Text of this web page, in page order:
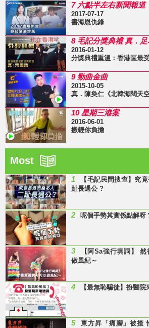
7 六點半左右新聞報道
2017-07-17
書海恩仇錄
8 毛記分獎典禮 真．
2016-01-12
分獎典禮重溫：香港區最
9 勁曲金曲
2015-10-05
真．陳奐仁《北韓海闊天空
10 星期三港案
2016-06-01
搬輕你負擔
Most
1
【毛記民間搜查】究
趾長過公 ?
2 呢個手勢其實係點解呀
3
【阿Sa強行填詞】
做風紀～
4 【最無恥騙徒】扮醫院
5 東方昇「痛腳」被揸